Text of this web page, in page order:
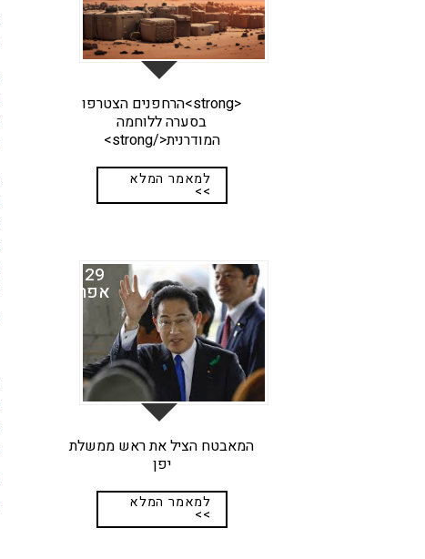
<strong>הרחפנים הצטרפו
בסערה ללוחמה
המודרנית</strong>
למאמר המלא
>>
המאבטח הציל את ראש ממשלת
יפן
29
אפר
למאמר המלא
>>